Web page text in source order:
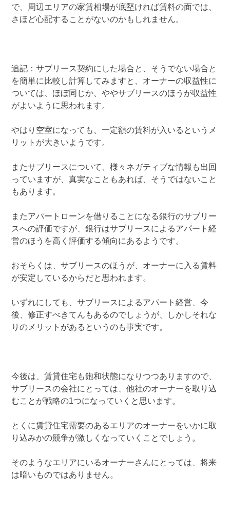
で、周辺エリアの家賃相場が底堅ければ賃料の面では、
さほど心配することがないのかもしれません。
追記：サブリース契約にした場合と、そうでない場合と
を簡単に比較し計算してみますと、オーナーの収益性に
ついては、ほぼ同じか、ややサブリースのほうが収益性
がよいように思われます。
やはり空室になっても、一定額の賃料が入いるというメ
リットが大きいようです。
またサブリースについて、様々ネガティブな情報も出回
っていますが、真実なこともあれば、そうではないこと
もあります。
またアパートローンを借りることになる銀行のサブリー
スへの評価ですが、銀行はサブリースによるアパート経
営のほうを高く評価する傾向にあるようです。
おそらくは、サブリースのほうが、オーナーに入る賃料
が安定しているからだと思われます。
いずれにしても、サブリースによるアパート経営、今
後、修正すべきてんもあるのでしょうが、しかしそれな
りのメリットがあるというのも事実です。
今後は、賃貸住宅も飽和状態になりつつありますので、
サブリースの会社にとっては、他社のオーナーを取り込
むことが戦略の1つになっていくと思います。
とくに賃貸住宅需要のあるエリアのオーナーをいかに取
り込みかの競争が激しくなっていくことでしょう。
そのようなエリアにいるオーナーさんにとっては、将来
は暗いものではありません。